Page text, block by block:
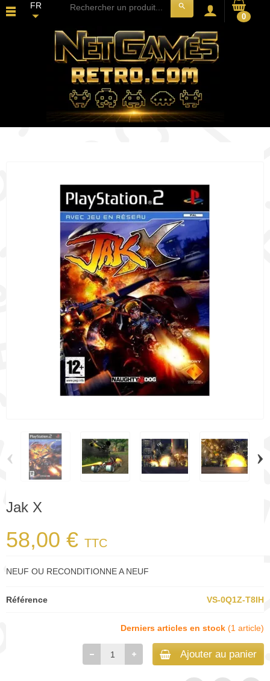
FR
search
0
‹ ›
Jak X
58,00 € TTC
NEUF OU RECONDITIONNE A NEUF
Référence VS-0Q1Z-T8IH
Derniers articles en stock (1 article)
Ajouter au panier